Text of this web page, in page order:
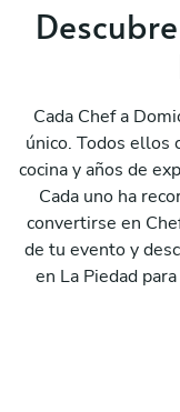
Cada Chef a
único. Todos ellos
cocina y años de
Cada uno ha
convertirse en
de tu evento y
en La Piedad